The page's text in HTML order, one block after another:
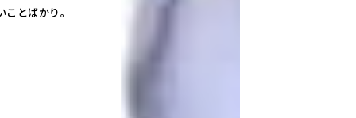
とばかり。